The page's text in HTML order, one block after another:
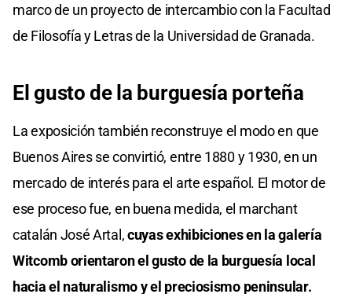
marco de un proyecto de intercambio con la Facultad
de Filosofía y Letras de la Universidad de Granada.
El gusto de la burguesía porteña
La exposición también reconstruye el modo en que
Buenos Aires se convirtió, entre 1880 y 1930, en un
mercado de interés para el arte español. El motor de
ese proceso fue, en buena medida, el marchant
catalán José Artal,cuyas exhibiciones en la galería
Witcomb orientaron el gusto de la burguesía local
hacia el naturalismo y el preciosismo peninsular.